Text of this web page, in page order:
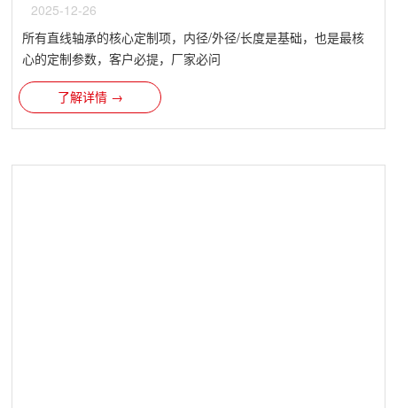
2025-12-26
所有直线轴承的核心定制项，内径/外径/长度是基础，也是最核
心的定制参数，客户必提，厂家必问
了解详情 →